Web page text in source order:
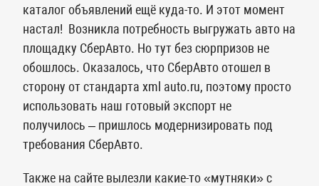
каталог объявлений ещё куда-то. И этот момент
настал! Возникла потребность выгружать авто на
площадку СберАвто. Но тут без сюрпризов не
обошлось. Оказалось, что СберАвто отошел в
сторону от стандарта xml auto.ru, поэтому просто
использовать наш готовый экспорт не
получилось – пришлось модернизировать под
требования СберАвто.
Также на сайте вылезли какие-то «мутняки» с